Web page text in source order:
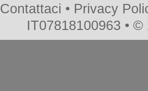
Contattaci • Privacy
IT07818100963 •